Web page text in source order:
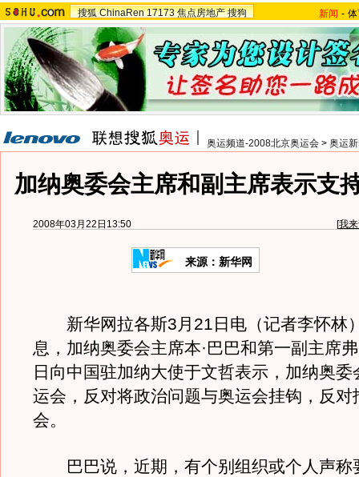
搜狐 ChinaRen 17173 焦点房地产 搜狗 新闻 -
奥运频道-2008北京奥运会 > 奥运
加纳奥委会主席和副主席表示支
2008年03月22日13:50 [我
来源：新华网
新华网拉各斯3月21日电（记者李怀林
息，加纳奥委会主席本·巴巴和第一副主席
日向中国驻加纳大使于文哲表示，加纳奥委
运会，反对将政治问题与奥运会挂钩，反对
会。
巴巴说，近期，有个别组织或个人声称